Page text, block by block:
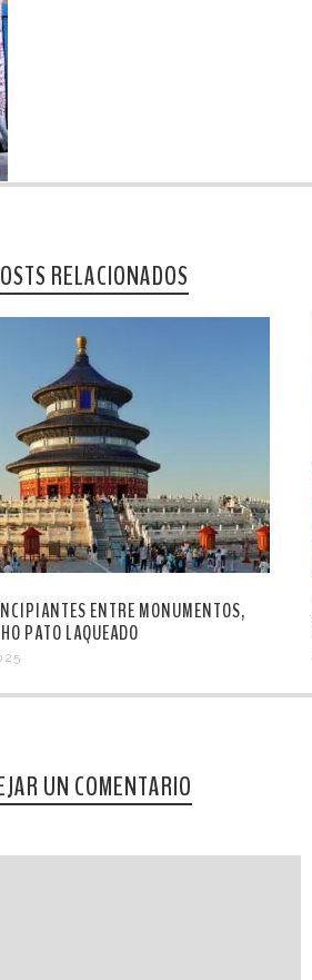
RELACIONADOS
ENTRE MONUMENTOS,
PATO LAQUEADO
UN COMENTARIO